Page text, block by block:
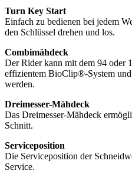
Turn Key Start
Einfach zu bedienen bei jedem
den Schlüssel drehen und los.
Combimähdeck
Der Rider kann mit dem 94 oder
effizientem BioClip®-System und
werden.
Dreimesser-Mähdeck
Das Dreimesser-Mähdeck
Schnitt.
Serviceposition
Die Serviceposition der
Service.